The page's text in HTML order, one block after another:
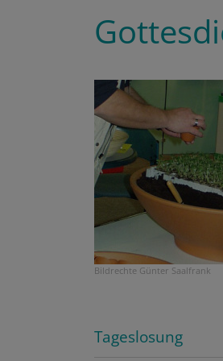
Bildrechte Günter Saalfrank
Tageslosung